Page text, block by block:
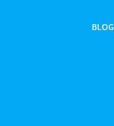
BLOG